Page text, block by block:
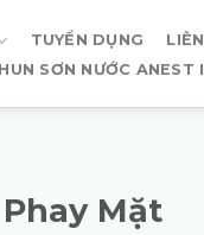
TUYỂN DỤNG
SƠN NƯỚC ANEST
Mặt